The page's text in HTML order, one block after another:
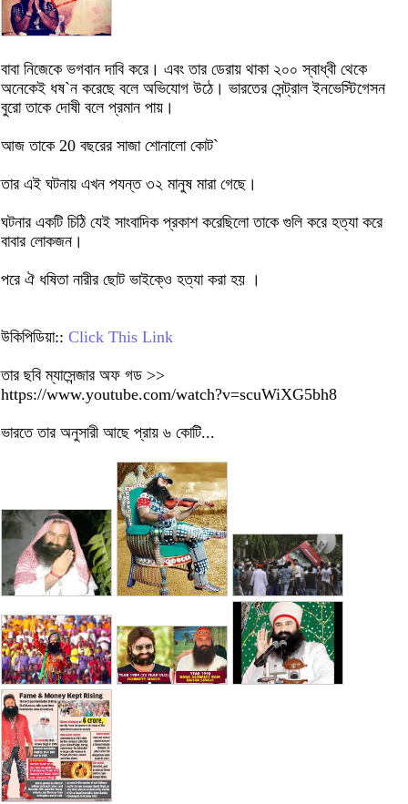
বাবা নিজেকে ভগবান দাবি করে। এবং তার ডেরায় থাকা ২০০ স্বাধ্বী থেকে
অনেকেই ধষ`ন করেছে বলে অভিযোগ উঠে। ভারতের সেন্ট্রাল ইনভেস্টিগেসন
বুরো তাকে দোষী বলে প্রমান পায়।
আজ তাকে 20 বছরের সাজা শোনালো কোট`
তার এই ঘটনায় এখন পযন্ত ৩২ মানুষ মারা গেছে।
ঘটনার একটি চিঠি যেই সাংবাদিক প্রকাশ করেছিলো তাকে গুলি করে হত্যা করে
বাবার লোকজন।
পরে ঐ ধষিতা নারীর ছোট ভাইকে্ও হত্যা করা হয় ।
উকিপিডিয়া:: Click This Link
তার ছবি ম্যাসেন্জার অফ গড >>
https://www.youtube.com/watch?v=scuWiXG5bh8
ভারতে তার অনুসারী আছে প্রায় ৬ কোটি...